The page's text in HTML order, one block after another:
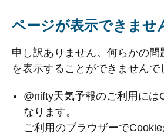
ページが表示できませ
申し訳ありません。何らかの問
を表示することができませんで
@nifty天気予報のご利用には
なります。
ご利用のブラウザーで